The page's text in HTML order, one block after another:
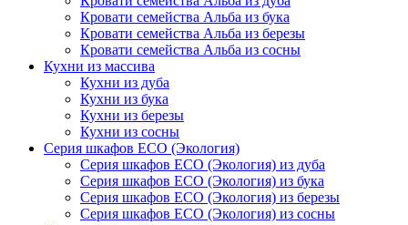
Кровати семейства Альба из бука
Кровати семейства Альба из березы
Кровати семейства Альба из сосны
Кухни из массива
Кухни из дуба
Кухни из бука
Кухни из березы
Кухни из сосны
Серия шкафов ECO (Экология)
Серия шкафов ECO (Экология) из дуба
Серия шкафов ECO (Экология) из бука
Серия шкафов ECO (Экология) из березы
Серия шкафов ECO (Экология) из сосны